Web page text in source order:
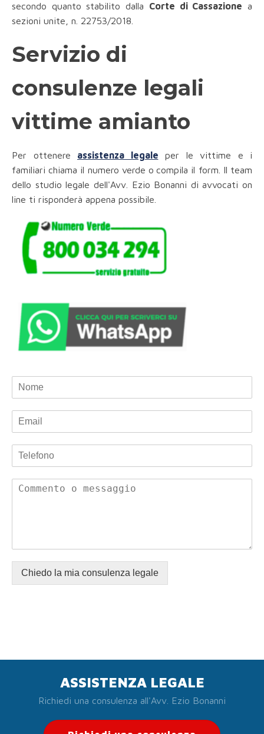
secondo quanto stabilito dalla Corte di Cassazione a
sezioni unite, n. 22753/2018.
Servizio di
consulenze legali
vittime amianto
Per ottenere assistenza legale per le vittime e i
familiari chiama il numero verde o compila il form. Il team
dello studio legale dell'Avv. Ezio Bonanni di avvocati on
line ti risponderà appena possibile.
Chiedo la mia consulenza legale
ASSISTENZA LEGALE
Richiedi una consulenza all'Avv. Ezio Bonanni